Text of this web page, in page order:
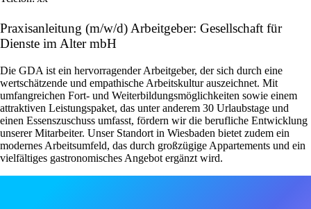
Praxisanleitung (m/w/d) Arbeitgeber: Gesellschaft für
Dienste im Alter mbH
Die GDA ist ein hervorragender Arbeitgeber, der sich durch eine
wertschätzende und empathische Arbeitskultur auszeichnet. Mit
umfangreichen Fort- und Weiterbildungsmöglichkeiten sowie einem
attraktiven Leistungspaket, das unter anderem 30 Urlaubstage und
einen Essenszuschuss umfasst, fördern wir die berufliche Entwicklung
unserer Mitarbeiter. Unser Standort in Wiesbaden bietet zudem ein
modernes Arbeitsumfeld, das durch großzügige Appartements und ein
vielfältiges gastronomisches Angebot ergänzt wird.